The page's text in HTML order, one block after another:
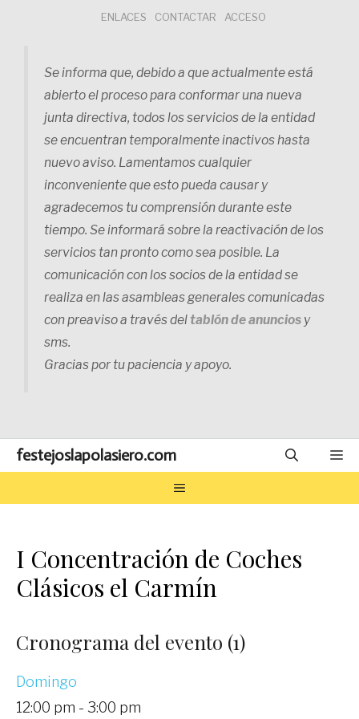
ENLACES CONTACTAR ACCESO
Se informa que, debido a que actualmente está
abierto el proceso para conformar una nueva
junta directiva, todos los servicios de la entidad
se encuentran temporalmente inactivos hasta
nuevo aviso. Lamentamos cualquier
inconveniente que esto pueda causar y
agradecemos tu comprensión durante este
tiempo. Se informará sobre la reactivación de los
servicios tan pronto como sea posible. La
comunicación con los socios de la entidad se
realiza en las asambleas generales comunicadas
con preaviso a través del tablón de anuncios y
sms.
Gracias por tu paciencia y apoyo.
festejoslapolasiero.com
MENÚ
I Concentración de Coches
Clásicos el Carmín
Cronograma del evento (1)
Domingo
12:00 pm - 3:00 pm